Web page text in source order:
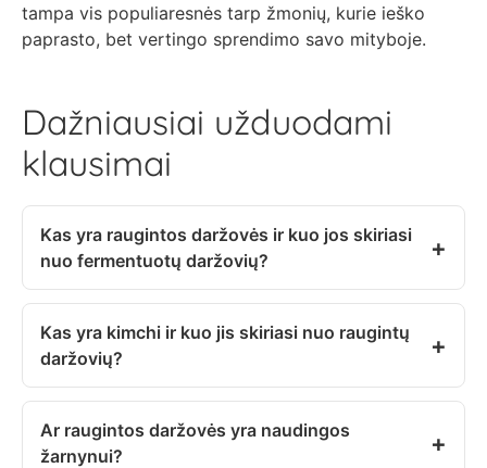
tampa vis populiaresnės tarp žmonių, kurie ieško
paprasto, bet vertingo sprendimo savo mityboje.
Dažniausiai užduodami
klausimai
Kas yra raugintos daržovės ir kuo jos skiriasi
nuo fermentuotų daržovių?
Kas yra kimchi ir kuo jis skiriasi nuo raugintų
daržovių?
Ar raugintos daržovės yra naudingos
žarnynui?